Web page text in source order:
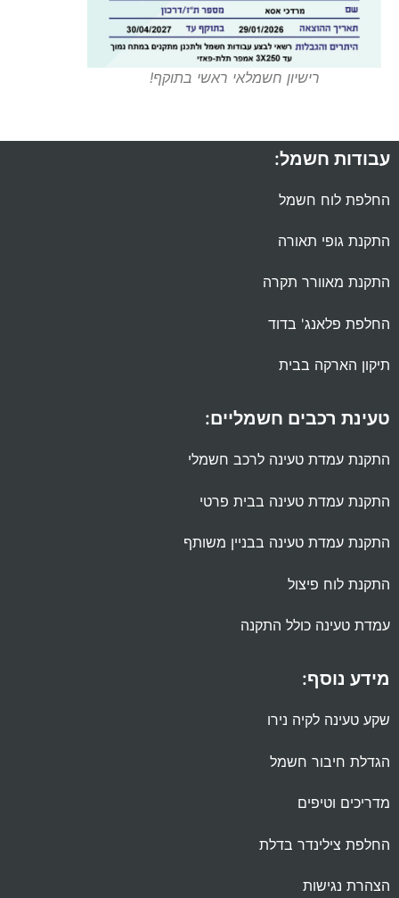
רישיון חשמלאי ראשי בתוקף!
עבודות חשמל:
החלפת לוח חשמל
התקנת גופי תאורה
התקנת מאוורר תקרה
החלפת פלאנג' בדוד
תיקון הארקה בבית
טעינת רכבים חשמליים:
התקנת עמדת טעינה לרכב חשמלי
התקנת עמדת טעינה בבית פרטי
התקנת עמדת טעינה בבניין משותף
התקנת לוח פיצול
עמדת טעינה כולל התקנה
מידע נוסף:
שקע טעינה לקיה נירו
הגדלת חיבור חשמל
מדריכים וטיפים
החלפת צילינדר בדלת
הצהרת נגישות